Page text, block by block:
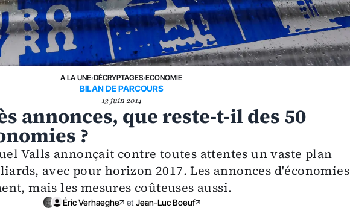
A LA UNE›DÉCRYPTAGES›ECONOMIE
BILAN DE PARCOURS
13 juin 2014
annonces, que reste-t-il des 50
?
Valls annonçait contre toutes attentes un vaste plan
avec pour horizon 2017. Les annonces d'économies
mais les mesures coûteuses aussi.
Éric Verhaeghe et Jean-Luc Boeuf